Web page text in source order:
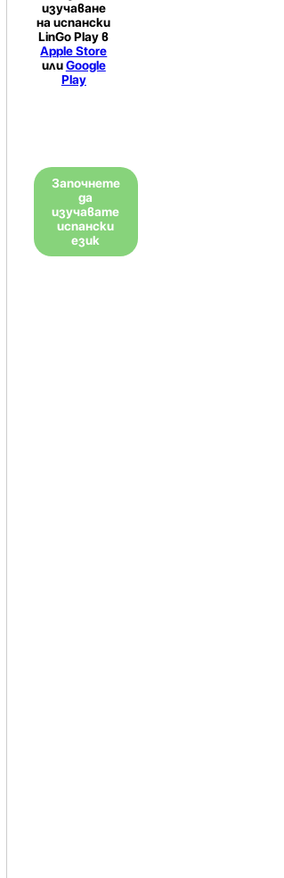
изучаване
на испански
LinGo Play в
Apple Store
илиGoogle
Play
Започнете
да
изучавате
испански
език